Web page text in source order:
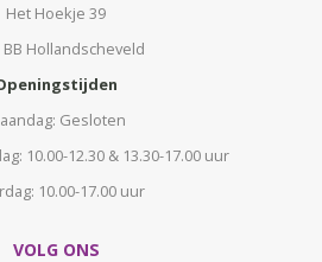
Het Hoekje 39
BB Hollandscheveld
Gesloten
10.00-12.30 & 13.30-17.00 uur
10.00-17.00 uur
VOLG ONS